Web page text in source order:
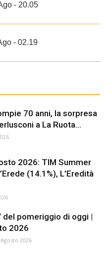
- 20.05
- 02.19
70 anni, la sorpresa
a La Ruota...
2026: TIM Summer
(14.1%), L’Eredità
del pomeriggio di oggi |
2026
2026